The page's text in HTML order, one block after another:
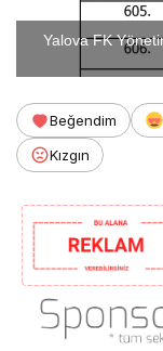
Yalova FK
Beğendim
Kızgın